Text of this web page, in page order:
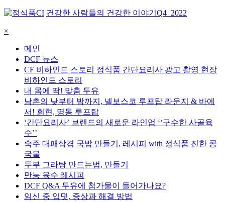
건강한 사람들의 건강한 이야기 Q4_2022
×
메인
DCF 뉴스
CF 비하인드 스토리 정식품 간단요리사 광고 촬영 현장
비하인드 스토리
내 몸에 딱! 맞춤 두유
남촌의 낮부터 밤까지, 넬보스코 루프탑 라운지 & 바에
서! 회현, 명동 루프탑
‘간단요리사’ 브랜드의 새로운 라인업 ‘‘구수한 사골육
수’’
숙주 대패삼겹 국밥 만들기, 레시피 with 정식품 진한 콩
국물
두부 그라탕 만드는법, 만들기
만능 육수 레시피
DCF Q&A 두유에 첨가물이 들어가나요?
임신 중 입덧, 증상과 해결 방법